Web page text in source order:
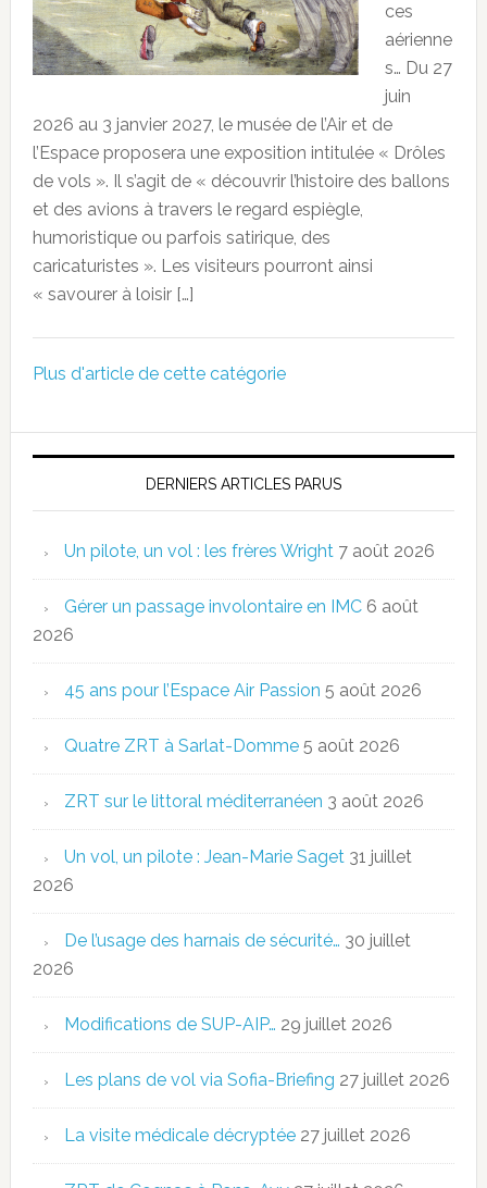
ces
aérienne
s… Du 27
juin
2026 au 3 janvier 2027, le musée de l’Air et de
l’Espace proposera une exposition intitulée « Drôles
de vols ». Il s’agit de « découvrir l’histoire des ballons
et des avions à travers le regard espiègle,
humoristique ou parfois satirique, des
caricaturistes ». Les visiteurs pourront ainsi
« savourer à loisir […]
Plus d'article de cette catégorie
DERNIERS ARTICLES PARUS
Un pilote, un vol : les frères Wright 7 août 2026
Gérer un passage involontaire en IMC 6 août
2026
45 ans pour l’Espace Air Passion 5 août 2026
Quatre ZRT à Sarlat-Domme 5 août 2026
ZRT sur le littoral méditerranéen 3 août 2026
Un vol, un pilote : Jean-Marie Saget 31 juillet
2026
De l’usage des harnais de sécurité… 30 juillet
2026
Modifications de SUP-AIP… 29 juillet 2026
Les plans de vol via Sofia-Briefing 27 juillet 2026
La visite médicale décryptée 27 juillet 2026